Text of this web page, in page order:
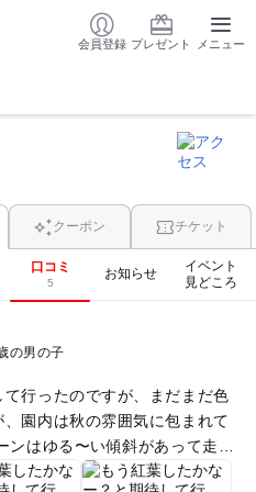
会員登録 プレゼント メニュー
クーポン チケット
口コミ
5
お知らせ
イベント
見どころ
の男の子
行ったのですが、まだまだ色
園内は秋の雰囲気に包まれて
ーンや、小屋(中に入れまし